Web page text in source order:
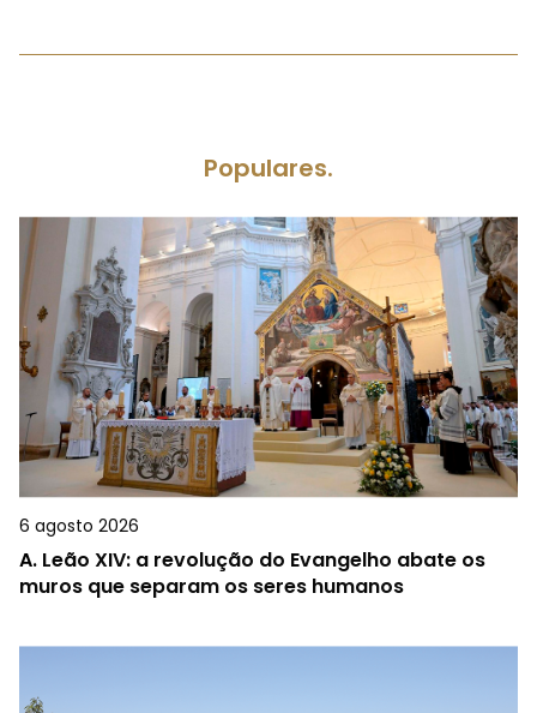
Populares.
6 agosto 2026
A. Leão XIV: a revolução do Evangelho abate os
muros que separam os seres humanos